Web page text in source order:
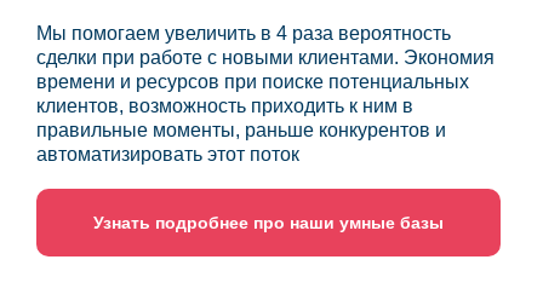
Мы помогаем увеличить в 4 раза вероятность
сделки при работе с новыми клиентами. Экономия
времени и ресурсов при поиске потенциальных
клиентов, возможность приходить к ним в
правильные моменты, раньше конкурентов и
автоматизировать этот поток
Узнать подробнее про наши умные базы